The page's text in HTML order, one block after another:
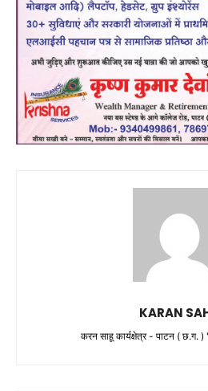
KARAN
करन साहू कार्यक्षेत्र - पाटन ( छ.ग.